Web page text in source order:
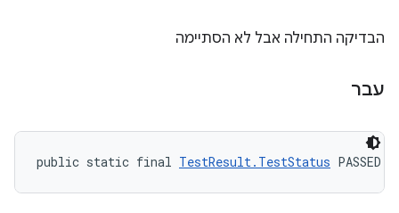
הבדיקה התחילה אבל לא הסתיימה
עבר
public static final TestResult.TestStatus PASSED